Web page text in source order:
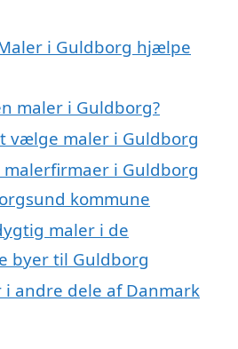
i Guldborg hjælpe
maler i Guldborg?
vælge maler i Guldborg
i Guldborg
kommune
maler i de
byer til Guldborg
i andre dele af Danmark